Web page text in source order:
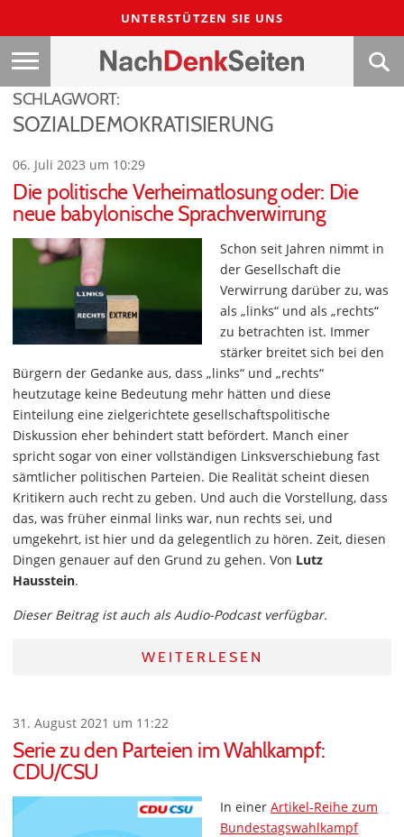
UNTERSTÜTZEN SIE UNS
SCHLAGWORT:
SOZIALDEMOKRATISIERUNG
06. Juli 2023 um 10:29
Die politische Verheimatlosung oder: Die
neue babylonische Sprachverwirrung
Schon seit Jahren nimmt in
der Gesellschaft die
Verwirrung darüber zu, was
als „links“ und als „rechts“
zu betrachten ist. Immer
stärker breitet sich bei den
Bürgern der Gedanke aus, dass „links“ und „rechts“
heutzutage keine Bedeutung mehr hätten und diese
Einteilung eine zielgerichtete gesellschaftspolitische
Diskussion eher behindert statt befördert. Manch einer
spricht sogar von einer vollständigen Linksverschiebung fast
sämtlicher politischen Parteien. Die Realität scheint diesen
Kritikern auch recht zu geben. Und auch die Vorstellung, dass
das, was früher einmal links war, nun rechts sei, und
umgekehrt, ist hier und da gelegentlich zu hören. Zeit, diesen
Dingen genauer auf den Grund zu gehen. Von Lutz
Hausstein.
Dieser Beitrag ist auch als Audio-Podcast verfügbar.
WEITERLESEN
31. August 2021 um 11:22
Serie zu den Parteien im Wahlkampf:
CDU/CSU
In einer Artikel-Reihe zum
Bundestagswahlkampf